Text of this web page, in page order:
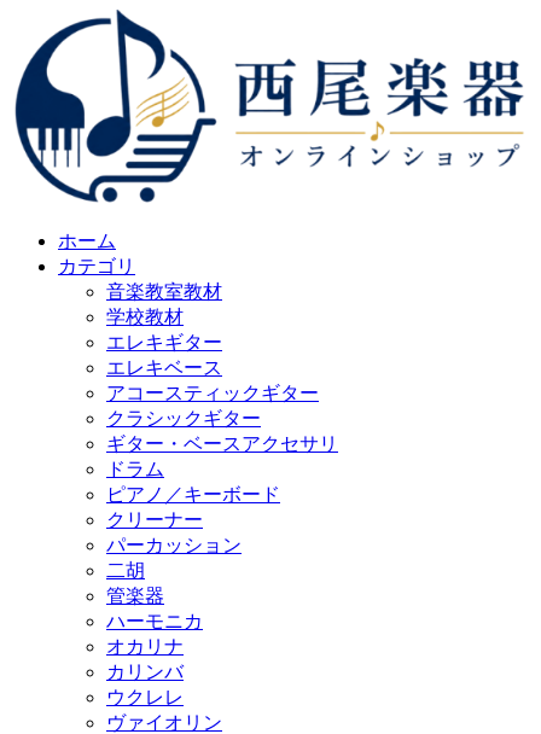
ホーム
カテゴリ
音楽教室教材
学校教材
エレキギター
エレキベース
アコースティックギター
クラシックギター
ギター・ベースアクセサリ
ドラム
ピアノ／キーボード
クリーナー
パーカッション
二胡
管楽器
ハーモニカ
オカリナ
カリンバ
ウクレレ
ヴァイオリン